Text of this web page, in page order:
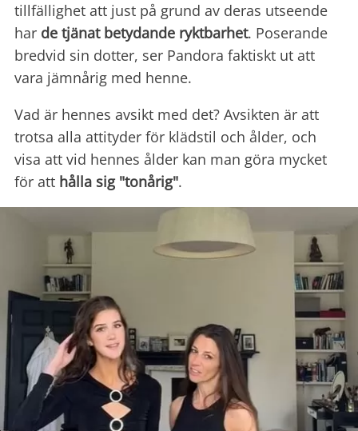
tillfällighet att just på grund av deras utseende
har de tjänat betydande ryktbarhet. Poserande
bredvid sin dotter, ser Pandora faktiskt ut att
vara jämnårig med henne.
Vad är hennes avsikt med det? Avsikten är att
trotsa alla attityder för klädstil och ålder, och
visa att vid hennes ålder kan man göra mycket
för att hålla sig "tonårig".